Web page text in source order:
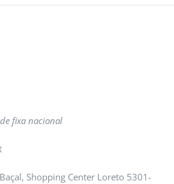
fixa nacional
Shopping Center Loreto 5301-